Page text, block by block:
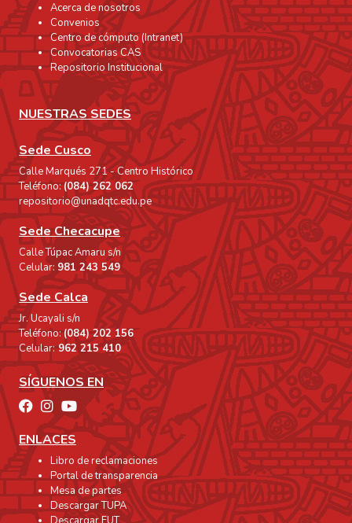
Acerca de nosotros
Convenios
Centro de cómputo (Intranet)
Convocatorias CAS
Repositorio Institucional
NUESTRAS SEDES
Sede Cusco
Calle Marqués 271 - Centro Histórico
Teléfono:(084) 262 062
repositorio@unadqtc.edu.pe
Sede Checacupe
Calle Túpac Amaru s/n
Celular: 981 243 549
Sede Calca
Jr. Ucayali s/n
Teléfono:(084) 202 156
Celular:962 215 410
SÍGUENOS EN
ENLACES
Libro de reclamaciones
Portal de transparencia
Mesa de partes
Descargar TUPA